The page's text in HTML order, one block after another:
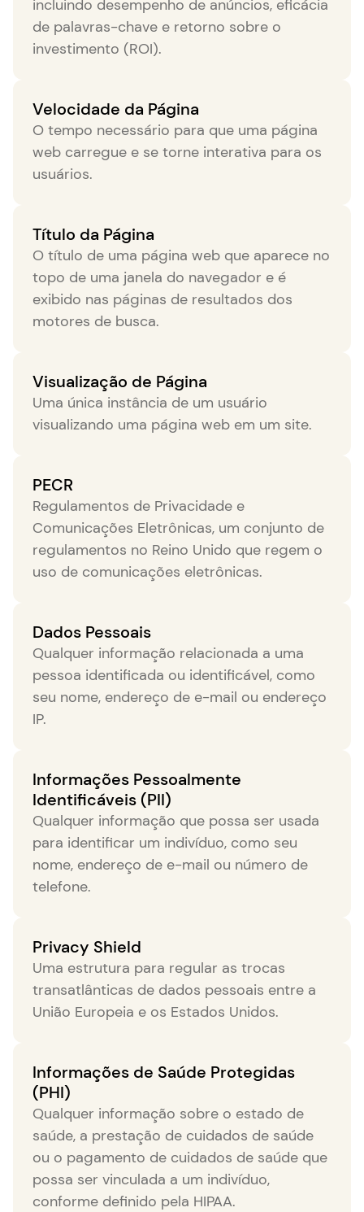
incluindo desempenho de anúncios, eficácia
de palavras-chave e retorno sobre o
investimento (ROI).
Velocidade da Página
O tempo necessário para que uma página
web carregue e se torne interativa para os
usuários.
Título da Página
O título de uma página web que aparece no
topo de uma janela do navegador e é
exibido nas páginas de resultados dos
motores de busca.
Visualização de Página
Uma única instância de um usuário
visualizando uma página web em um site.
PECR
Regulamentos de Privacidade e
Comunicações Eletrônicas, um conjunto de
regulamentos no Reino Unido que regem o
uso de comunicações eletrônicas.
Dados Pessoais
Qualquer informação relacionada a uma
pessoa identificada ou identificável, como
seu nome, endereço de e-mail ou endereço
IP.
Informações Pessoalmente
Identificáveis (PII)
Qualquer informação que possa ser usada
para identificar um indivíduo, como seu
nome, endereço de e-mail ou número de
telefone.
Privacy Shield
Uma estrutura para regular as trocas
transatlânticas de dados pessoais entre a
União Europeia e os Estados Unidos.
Informações de Saúde Protegidas
(PHI)
Qualquer informação sobre o estado de
saúde, a prestação de cuidados de saúde
ou o pagamento de cuidados de saúde que
possa ser vinculada a um indivíduo,
conforme definido pela HIPAA.